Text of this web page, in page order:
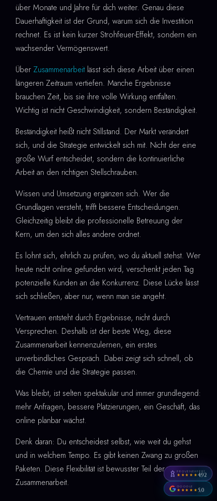
über Monate und Jahre für dich weiter. Genau diese
Dauerhaftigkeit ist der Grund, warum sich die Investition
rechnet. Es ist kein kurzer Strohfeuer-Effekt, sondern ein
wachsender Vermögenswert.
Über Zusammenarbeit lässt sich diese Arbeit über einen
längeren Zeitraum vertiefen. Manche Ergebnisse
brauchen Zeit, bis sie ihre volle Wirkung entfalten.
Wichtig ist nicht Geschwindigkeit, sondern Beständigkeit.
Beständigkeit heißt nicht Stillstand. Der Markt verändert
sich, und die Strategie entwickelt sich mit. Nicht der eine
große Wurf entscheidet, sondern die kontinuierliche
Arbeit an den richtigen Stellschrauben.
Wissen und Umsetzung ergänzen sich. Wer die
Grundlagen versteht, trifft bessere Entscheidungen.
Gleichzeitig bleibt die professionelle Betreuung der
Kern, um den sich alles andere ordnet.
Es lohnt sich, ehrlich zu prüfen, wo du aktuell stehst. Wer
heute nicht online gefunden wird, verschenkt jeden Tag
potenzielle Kunden an die Konkurrenz. Diese Lücke lässt
sich schließen, aber nur, wenn man sie angeht.
Vertrauen entsteht durch Ergebnisse, nicht durch
Versprechen. Deshalb ist der beste Weg, diese
Zusammenarbeit kennenzulernen, ein erstes
unverbindliches Gespräch. Dabei zeigt sich schnell, ob
die Chemie und die Strategie passen.
Was bleibt, ist selten spektakulär und immer grundlegend:
mehr Anfragen, bessere Platzierungen, ein Geschäft, das
online planbar wächst.
Denk daran: Du entscheidest selbst, wie weit du gehst
und in welchem Tempo. Es gibt keinen Zwang zu großen
Paketen. Diese Flexibilität ist bewusster Teil der
Zusammenarbeit.
PROVENEXPERT
★★★★★4,92
GOOGLE
★★★★★5,0